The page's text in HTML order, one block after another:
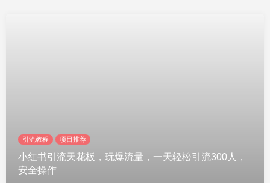
引流教程 项目推荐
小红书引流天花板，玩爆流量，一天轻松引流300人，
安全操作